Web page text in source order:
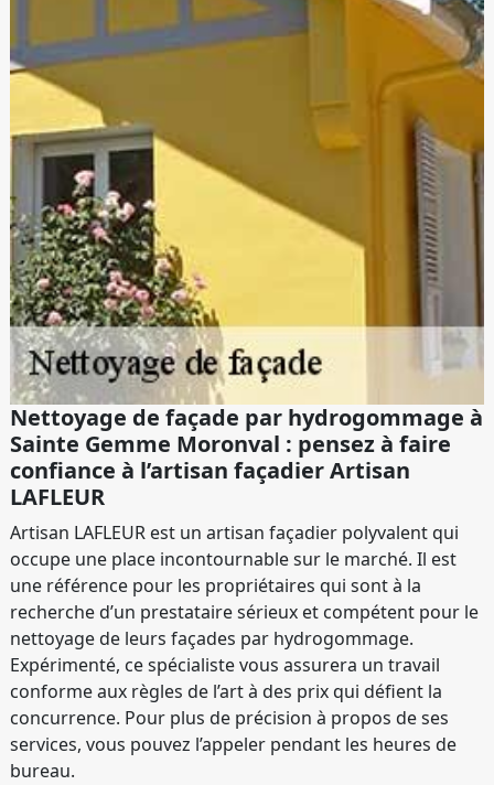
Nettoyage de façade par hydrogommage à
Sainte Gemme Moronval : pensez à faire
confiance à l’artisan façadier Artisan
LAFLEUR
Artisan LAFLEUR est un artisan façadier polyvalent qui
occupe une place incontournable sur le marché. Il est
une référence pour les propriétaires qui sont à la
recherche d’un prestataire sérieux et compétent pour le
nettoyage de leurs façades par hydrogommage.
Expérimenté, ce spécialiste vous assurera un travail
conforme aux règles de l’art à des prix qui défient la
concurrence. Pour plus de précision à propos de ses
services, vous pouvez l’appeler pendant les heures de
bureau.